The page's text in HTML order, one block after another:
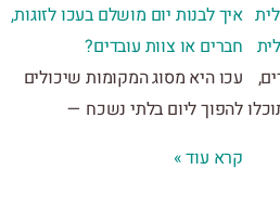
איך לבנות יום מושלם בעכו לזוגות,
חברים או צוות עובדים?
עכו היא מסוג המקומות שיכולים
להפוך ליום בלתי נשכח —
קרא עוד »